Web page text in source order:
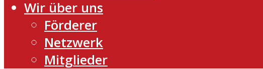
Wir über uns
Förderer
Netzwerk
Mitglieder